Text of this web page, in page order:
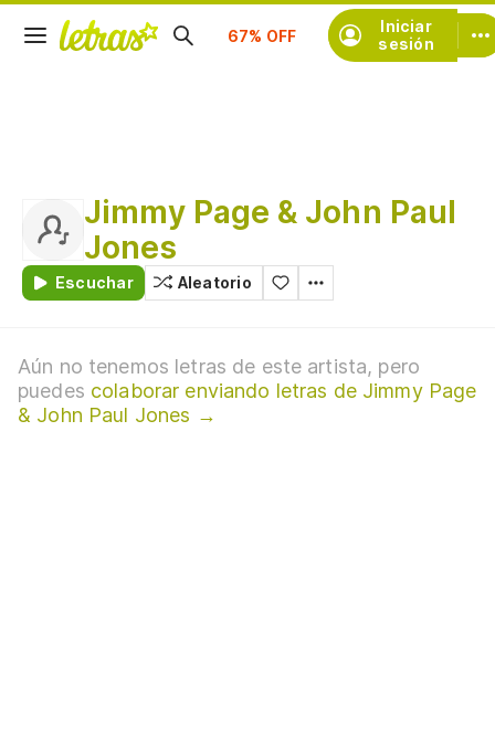
Iniciar
sesión
Suscríbete
Jimmy Page & John Paul
Jones
Escuchar Aleatorio
Aún no tenemos letras de este artista, pero
puedes colaborar enviando letras de Jimmy Page
& John Paul Jones →